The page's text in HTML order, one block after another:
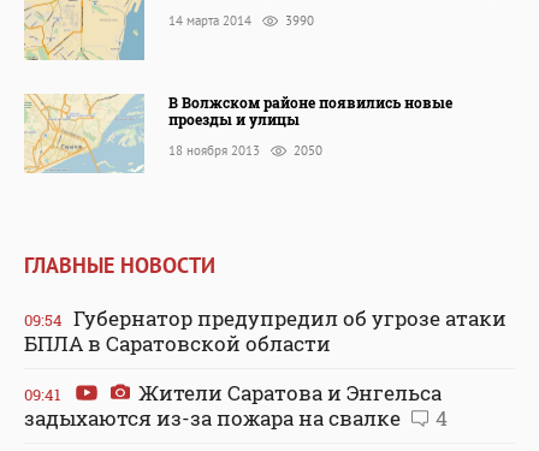
14 марта 2014 3990
В Волжском районе появились новые
проезды и улицы
18 ноября 2013 2050
ГЛАВНЫЕ НОВОСТИ
09:54 Губернатор предупредил об угрозе атаки
БПЛА в Саратовской области
09:41
Жители Саратова и Энгельса
задыхаются из-за пожара на свалке
4